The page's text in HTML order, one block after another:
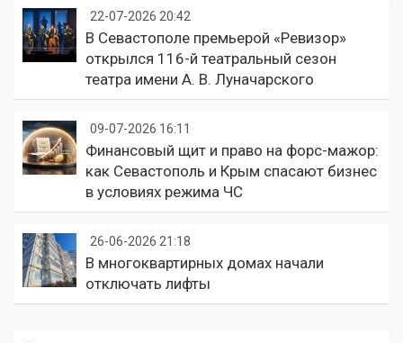
22-07-2026 20:42
В Севастополе премьерой «Ревизор»
открылся 116-й театральный сезон
театра имени А. В. Луначарского
09-07-2026 16:11
Финансовый щит и право на форс-мажор:
как Севастополь и Крым спасают бизнес
в условиях режима ЧС
26-06-2026 21:18
В многоквартирных домах начали
отключать лифты